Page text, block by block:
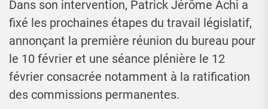
Dans son intervention, Patrick Jérôme Achi a
fixé les prochaines étapes du travail législatif,
annonçant la première réunion du bureau pour
le 10 février et une séance plénière le 12
février consacrée notamment à la ratification
des commissions permanentes.